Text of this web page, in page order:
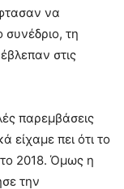
να
τη
στις
παρεμβάσεις
είχαμε πει ότι το
2018. Όμως η
την